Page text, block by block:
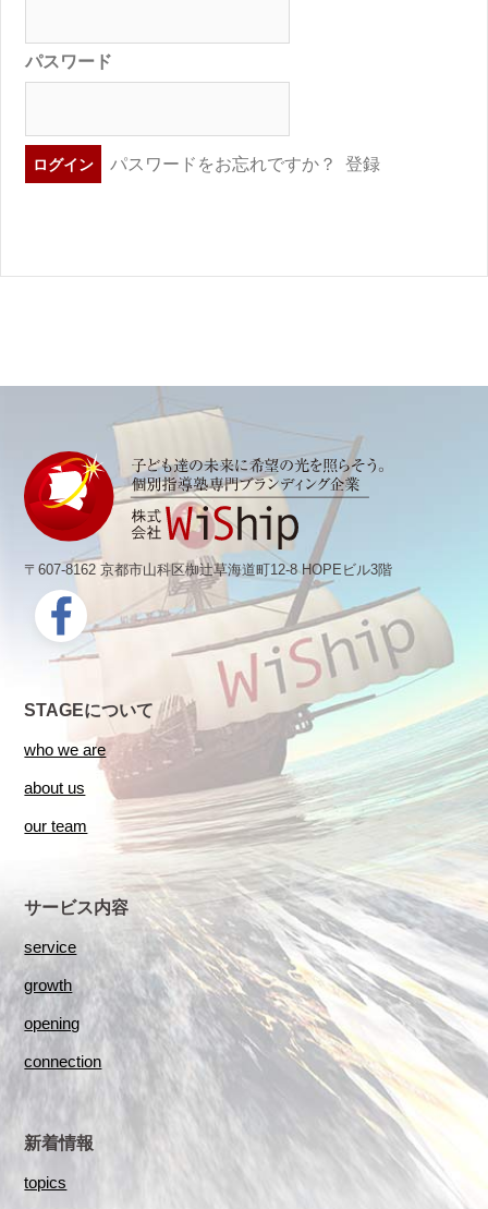
パスワード
パスワードをお忘れですか？ 登録
〒607-8162 京都市山科区椥辻草海道町12-8 HOPEビル3階
STAGEについて
who we are
about us
our team
サービス内容
service
growth
opening
connection
新着情報
topics